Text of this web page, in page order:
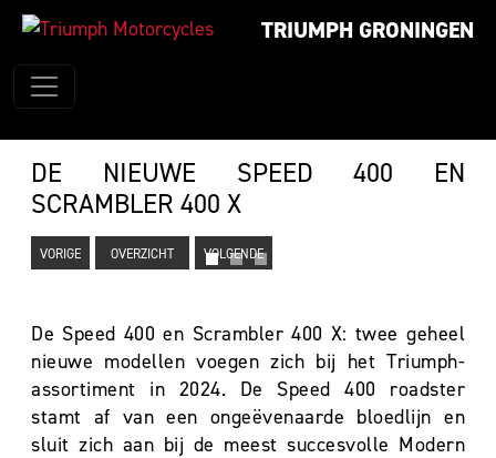
TRIUMPH GRONINGEN
DE NIEUWE SPEED 400 EN
SCRAMBLER 400 X
VORIGE OVERZICHT VOLGENDE
De Speed 400 en Scrambler 400 X: twee geheel
nieuwe modellen voegen zich bij het Triumph-
assortiment in 2024. De Speed 400 roadster
stamt af van een ongeëvenaarde bloedlijn en
sluit zich aan bij de meest succesvolle Modern